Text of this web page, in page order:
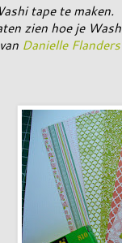
tape te maken.
zien hoe je
Danielle Flanders